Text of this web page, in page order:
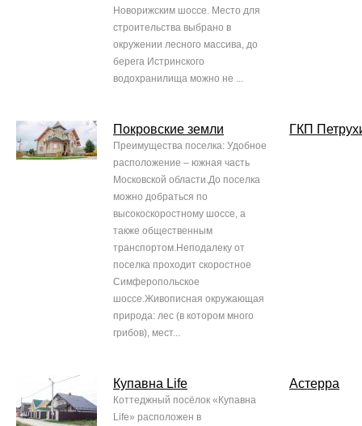
Новорижским шоссе. Место для
строительства выбрано в
окружении лесного массива, до
берега Истринского
водохранилища можно не ...
Покровские земли
Преимущества поселка: Удобное
расположение – южная часть
Московской области.До поселка
можно добраться по
высокоскоростному шоссе, а
также общественным
транспортом.Неподалеку от
поселка проходит скоростное
Симферопольское
шоссе.Живописная окружающая
природа: лес (в котором много
грибов), мест...
ГКП
Купавна Life
Коттеджный посёлок «Купавна
Life» расположен в
Астерра